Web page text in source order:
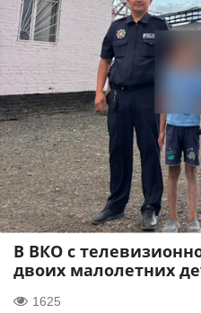
В ВКО с
двоих малолетних
1625